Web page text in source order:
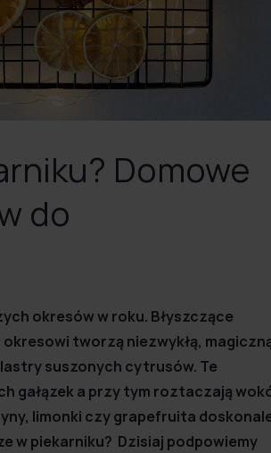
Domowe
do
okresów w roku. Błyszczące
tworzą niezwykłą,
suszonych cytrusów. Te
gałązek a przy tym roztaczają
limonki czy grapefruita
w piekarniku? Dzisiaj podpowiemy